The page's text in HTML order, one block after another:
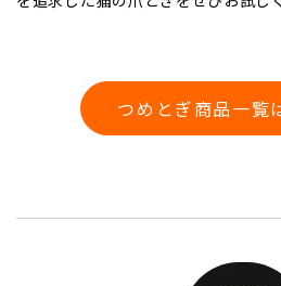
つめとぎ商品一覧